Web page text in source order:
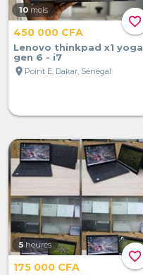
favorite_border
10 mois
450 000 CFA
Lenovo thinkpad x1 yoga
gen 6 - i7
location_on Point E, Dakar, Sénégal
favorite_border
5 heures
175 000 CFA